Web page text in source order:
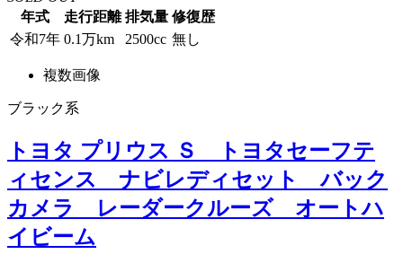
年式
走行距離 排気量 修復歴
令和7年 0.1万km 2500cc 無し
複数画像
ブラック系
トヨタ プリウス Ｓ トヨタセーフテ
ィセンス ナビレディセット バック
カメラ レーダークルーズ オートハ
イビーム